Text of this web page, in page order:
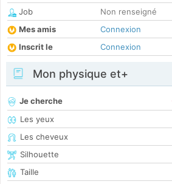
Job
Non renseigné
Mes amis
Connexion
Inscrit le
Connexion
Mon physique et+
Je cherche
Les yeux
Les cheveux
Silhouette
Taille